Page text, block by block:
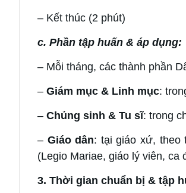
– Kết thúc (2 phút)
c. Phần tập huấn & áp dụng:
– Mỗi tháng, các thành phần
– Giám mục & Linh mục:
– Chủng sinh & Tu sĩ: trong
– Giáo dân: tại giáo xứ, theo
(Legio Mariae, giáo lý viên, ca
3. Thời gian chuẩn bị & tập